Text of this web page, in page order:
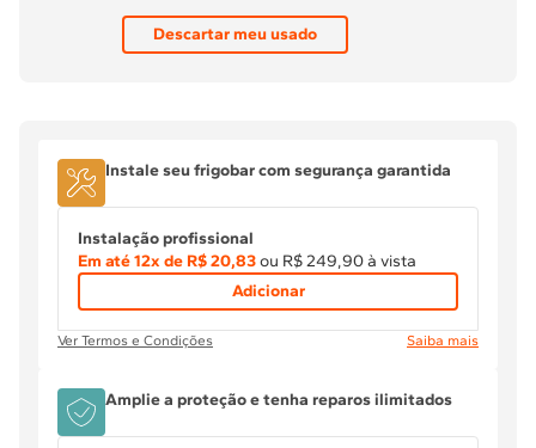
Descartar meu usado
Instaleseufrigobarcom segurança garantida
Instalação profissional
Em até12x de R$ 20,83ou R$ 249,90 à vista
Adicionar
Ver Termos e Condições Saiba mais
Amplie a proteção e tenha reparos ilimitados